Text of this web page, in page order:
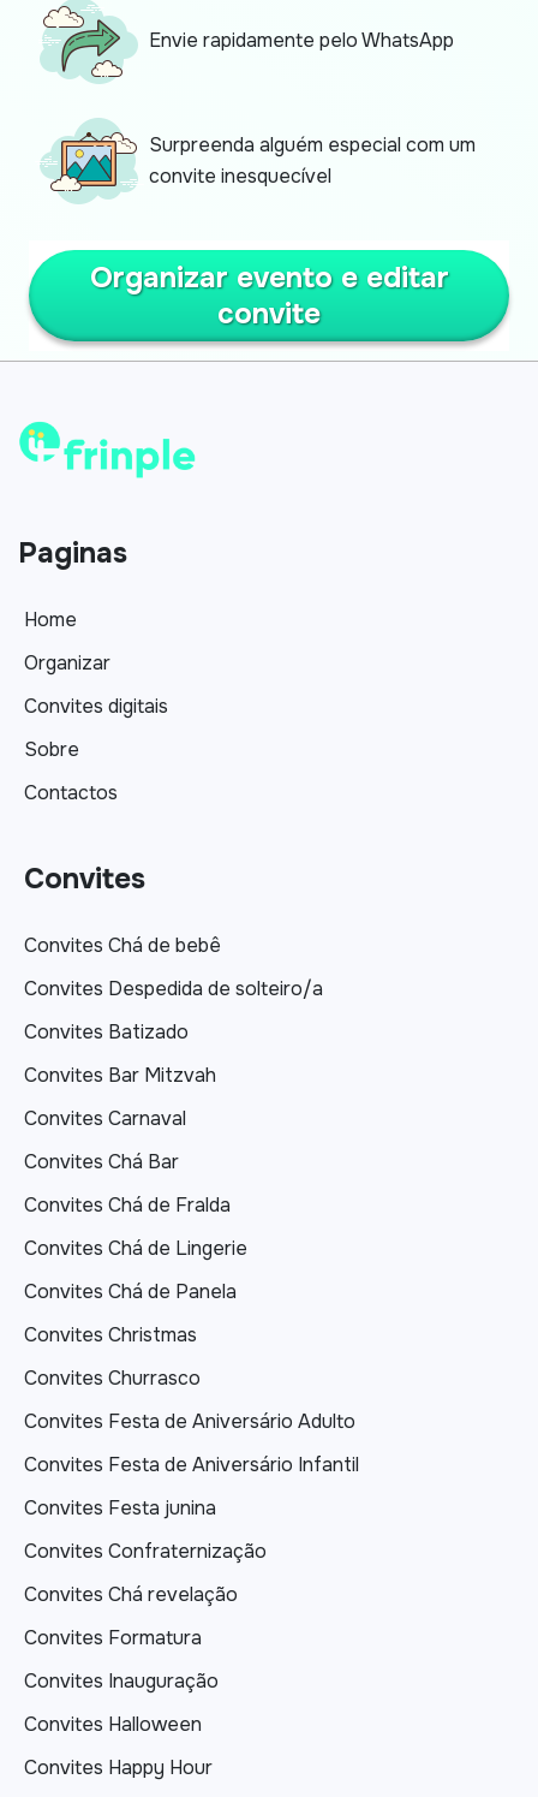
Envie rapidamente pelo WhatsApp
Surpreenda alguém especial com um
convite inesquecível
Organizar evento e editar
convite
Paginas
Home
Organizar
Convites digitais
Sobre
Contactos
Convites
Convites Chá de bebê
Convites Despedida de solteiro/a
Convites Batizado
Convites Bar Mitzvah
Convites Carnaval
Convites Chá Bar
Convites Chá de Fralda
Convites Chá de Lingerie
Convites Chá de Panela
Convites Christmas
Convites Churrasco
Convites Festa de Aniversário Adulto
Convites Festa de Aniversário Infantil
Convites Festa junina
Convites Confraternização
Convites Chá revelação
Convites Formatura
Convites Inauguração
Convites Halloween
Convites Happy Hour